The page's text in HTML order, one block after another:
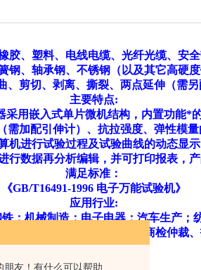
朋友！有什么可以帮助
胶、塑料、电线电缆、光纤光缆、安
钢、轴承钢、不锈钢（以及其它高硬
、剪切、剥离、撕裂、两点延伸（需
主要特点:
用嵌入式单片微机结构，内置功能*
需加配引伸计）、抗拉强度、弹性模
机进行试验过程及试验曲线的动态显
行数据再分析编辑，并可打印报表，产
满足标准：
《GB/T16491-1996 电子万能试验机》
应用行业:
；机械制造；电子电器；汽车生产；
；高等院校；科研实验所；商检仲裁
其它行业。